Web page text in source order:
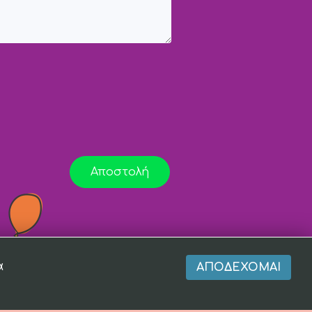
Αποστολή
ΑΠΟΔΈΧΟΜΑΙ